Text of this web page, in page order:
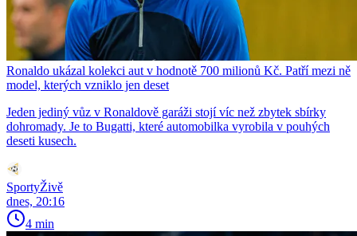
Ronaldo ukázal kolekci aut v hodnotě 700 milionů Kč. Patří mezi ně
model, kterých vzniklo jen deset
Jeden jediný vůz v Ronaldově garáži stojí víc než zbytek sbírky
dohromady. Je to Bugatti, které automobilka vyrobila v pouhých
deseti kusech.
SportyŽivě
dnes, 20:16
4 min